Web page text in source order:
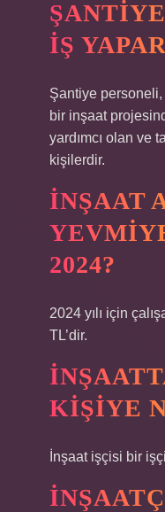
IŞ
Şantiye
bir inşaat
yardımcı olan ve
kişilerdir.
İNŞAAT
2024?
2024 yılı için
TL’dir.
KIŞIYE
İnşaat işçisi bir